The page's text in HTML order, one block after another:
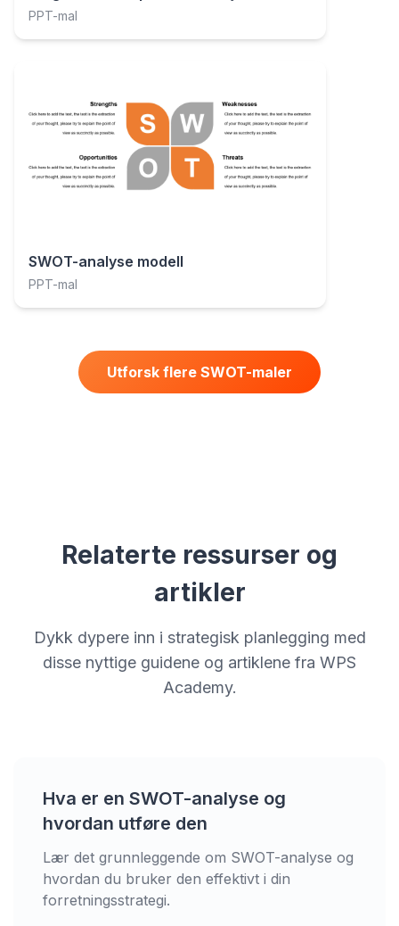
PPT-mal
SWOT-analyse modell
PPT-mal
Utforsk flere SWOT-maler
Relaterte ressurser og
artikler
Dykk dypere inn i strategisk planlegging med
disse nyttige guidene og artiklene fra WPS
Academy.
Hva er en SWOT-analyse og
hvordan utføre den
Lær det grunnleggende om SWOT-analyse og
hvordan du bruker den effektivt i din
forretningsstrategi.